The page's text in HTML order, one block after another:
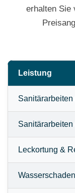
erhalten Sie
Leistung
Sanitärarbeiten
Sanitärarbeiten
Leckortung &